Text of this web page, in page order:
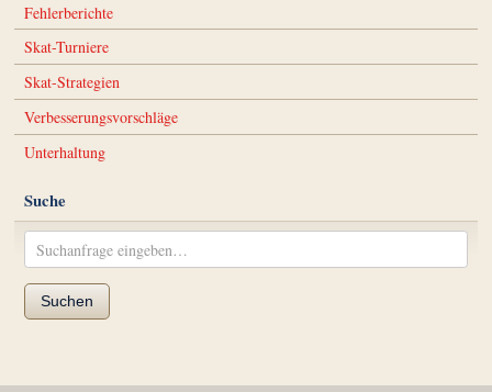
Fehlerberichte
Skat-Turniere
Skat-Strategien
Verbesserungsvorschläge
Unterhaltung
Suche
Suchen